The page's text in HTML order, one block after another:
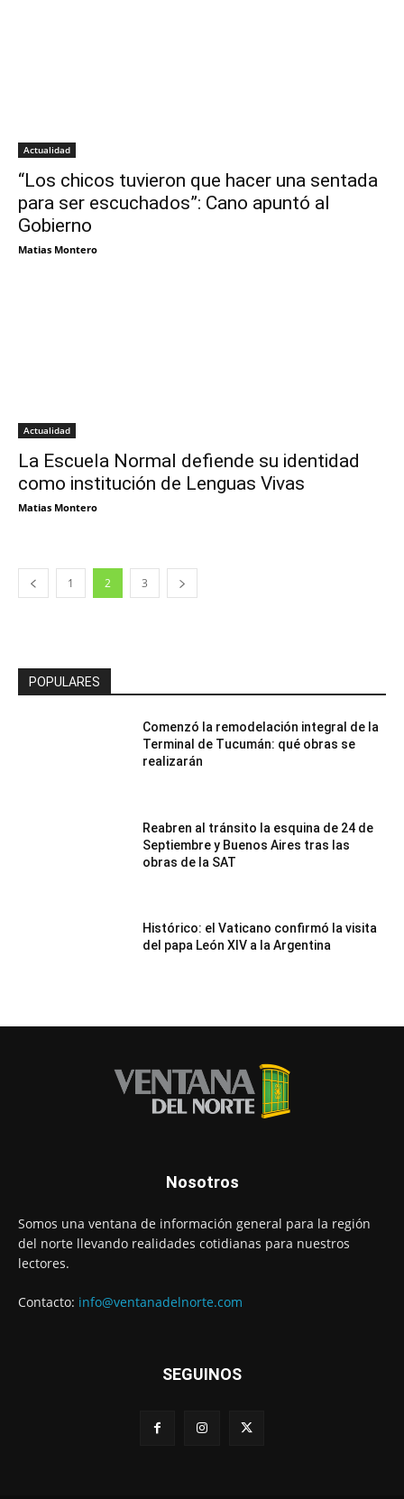
Actualidad
“Los chicos tuvieron que hacer una sentada
para ser escuchados”: Cano apuntó al
Gobierno
Matias Montero
Actualidad
La Escuela Normal defiende su identidad
como institución de Lenguas Vivas
Matias Montero
1 2 3
POPULARES
Comenzó la remodelación integral de la
Terminal de Tucumán: qué obras se
realizarán
Reabren al tránsito la esquina de 24 de
Septiembre y Buenos Aires tras las
obras de la SAT
Histórico: el Vaticano confirmó la visita
del papa León XIV a la Argentina
Nosotros
Somos una ventana de información general para la región
del norte llevando realidades cotidianas para nuestros
lectores.
Contacto: info@ventanadelnorte.com
SEGUINOS